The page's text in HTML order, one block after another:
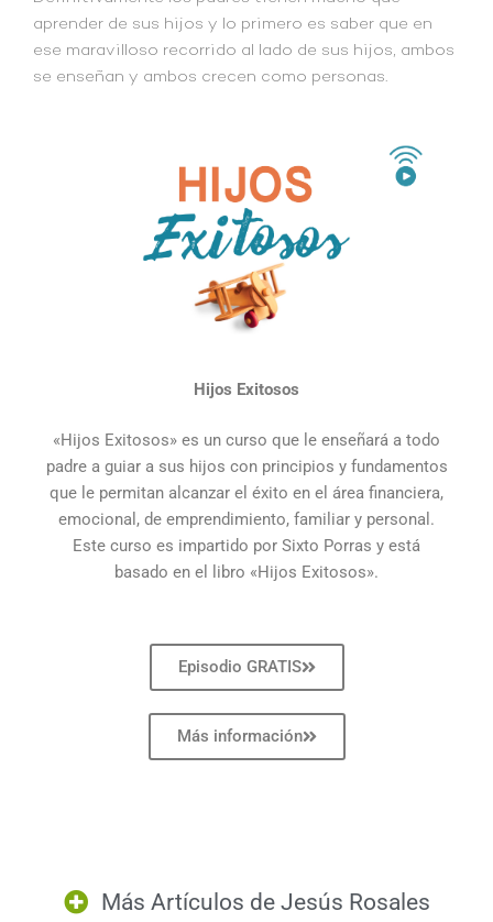
aprender de sus hijos y lo primero es saber que en
ese maravilloso recorrido al lado de sus hijos, ambos
se enseñan y ambos crecen como personas.
Hijos Exitosos
«Hijos Exitosos» es un curso que le enseñará a todo
padre a guiar a sus hijos con principios y fundamentos
que le permitan alcanzar el éxito en el área financiera,
emocional, de emprendimiento, familiar y personal.
Este curso es impartido por Sixto Porras y está
basado en el libro «Hijos Exitosos».
Episodio GRATIS
Más información
Más Artículos de Jesús Rosales